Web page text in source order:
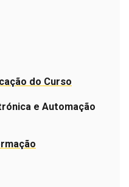
do Curso
e Automação